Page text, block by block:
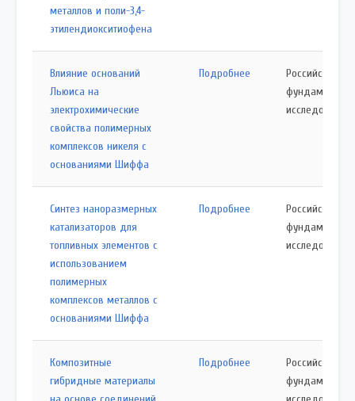
металлов и поли-3,4-
этилендиокситиофена
Влияние оснований
Льюиса на
электрохимические
свойства полимерных
комплексов никеля с
основаниями Шиффа
Подробнее
Российский
исследований
Синтез наноразмерных
катализаторов для
топливных элементов с
использованием
полимерных
комплексов металлов с
основаниями Шиффа
Подробнее
Российский
исследований
Композитные
гибридные материалы
Подробнее
Российский